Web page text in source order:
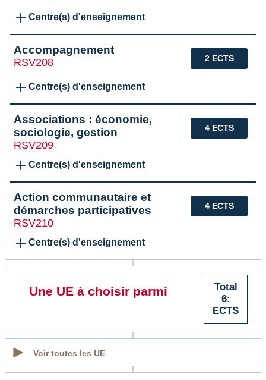
Centre(s) d'enseignement
2 ECTS
Accompagnement
RSV208
Centre(s) d'enseignement
4 ECTS
Associations : économie,
sociologie, gestion
RSV209
Centre(s) d'enseignement
4 ECTS
Action communautaire et
démarches participatives
RSV210
Centre(s) d'enseignement
Total
6:
ECTS
Une UE à choisir parmi
Voir toutes les UE